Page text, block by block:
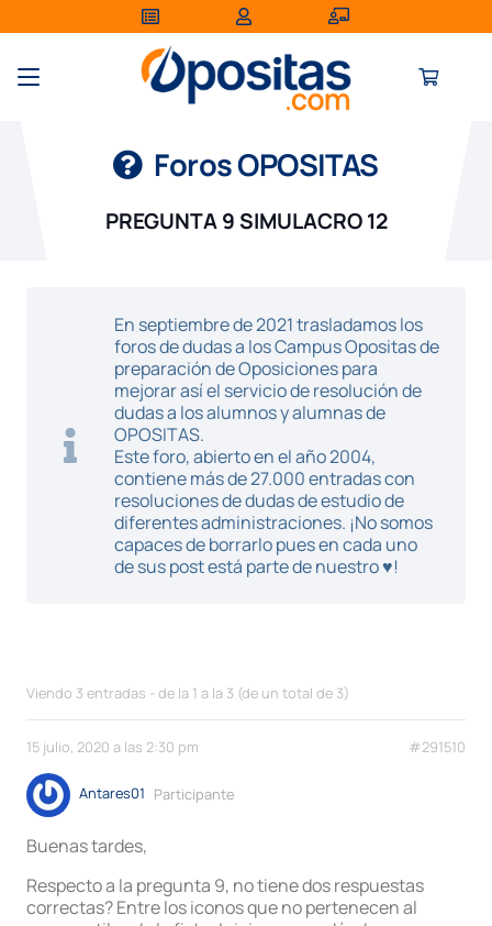
Foros OPOSITAS
PREGUNTA 9 SIMULACRO 12
En septiembre de 2021 trasladamos los
foros de dudas a los Campus Opositas de
preparación de Oposiciones para
mejorar así el servicio de resolución de
dudas a los alumnos y alumnas de
OPOSITAS.
Este foro, abierto en el año 2004,
contiene más de 27.000 entradas con
resoluciones de dudas de estudio de
diferentes administraciones. ¡No somos
capaces de borrarlo pues en cada uno
de sus post está parte de nuestro ♥!
Viendo 3 entradas - de la 1 a la 3 (de un total de 3)
15 julio, 2020 a las 2:30 pm #291510
Antares01 Participante
Buenas tardes,
Respecto a la pregunta 9, no tiene dos respuestas
correctas? Entre los iconos que no pertenecen al